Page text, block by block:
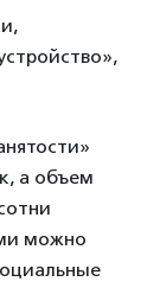
а объем
можно